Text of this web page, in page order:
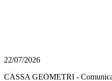
22/07/2026
CASSA GEOMETRI -